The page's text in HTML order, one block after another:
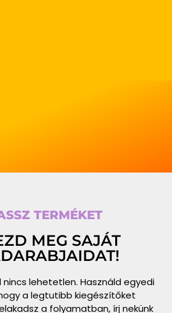
TERMÉKET
MEG SAJÁT
nincs lehetetlen. Használd egyedi
a legtutibb kiegészítőket
a folyamatban, írj nekünk